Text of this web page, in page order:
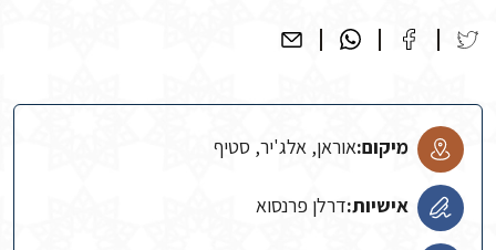
מיקום:אוראן, אלג'יר, סטיף
אישיות:דרלן פרנסוא